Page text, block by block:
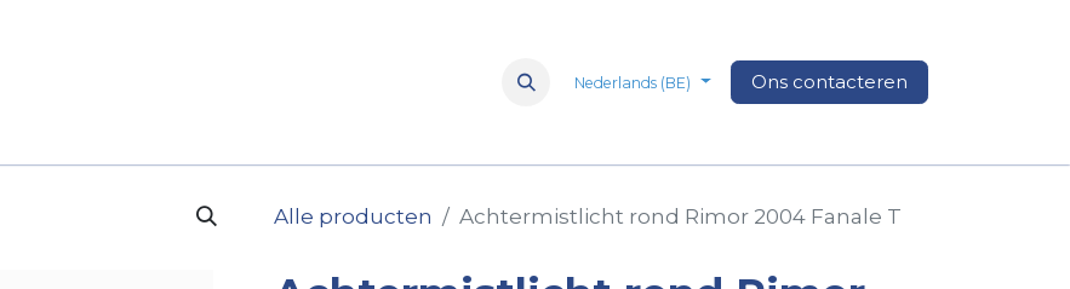
Merken Over Ons Media Veelgestelde vragen
Nederlands (BE) Ons contacteren
Alle producten Achtermistlicht rond Rimor 2004 Fanale T